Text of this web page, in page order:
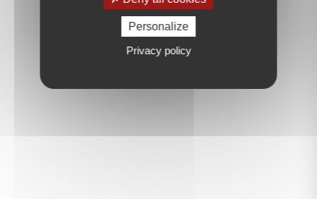
Personalize
Privacy policy